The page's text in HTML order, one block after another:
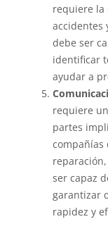
requiere la
accidentes
debe ser
identificar
ayudar a
requiere
partes
compañías
ser capaz
garantizar
rapidez y